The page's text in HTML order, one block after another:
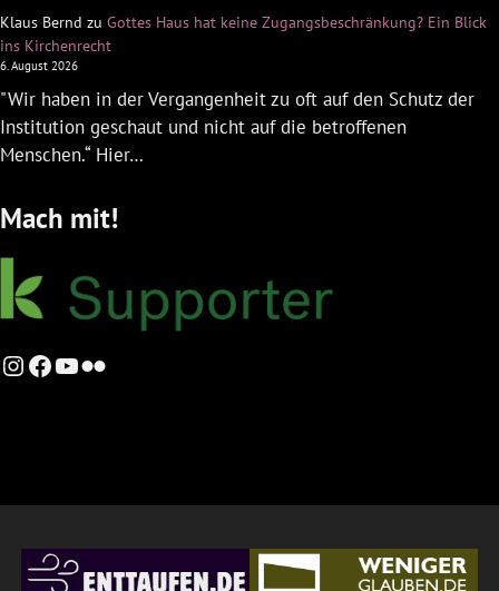
Klaus Bernd zu Gottes Haus hat keine Zugangsbeschränkung? Ein Blick
ins Kirchenrecht
6. August 2026
"Wir haben in der Vergangenheit zu oft auf den Schutz der
Institution geschaut und nicht auf die betroffenen
Menschen.“ Hier…
Mach mit!
Instagram
Facebook
YouTube
Flickr